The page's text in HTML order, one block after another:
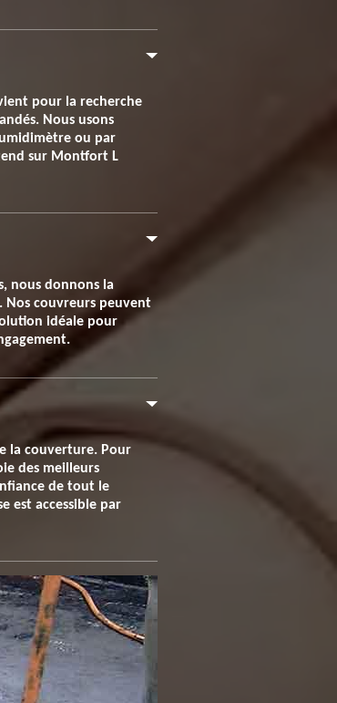
pour la recherche
Nous usons
ou par
sur Montfort L
nous donnons la
Nos couvreurs peuvent
idéale pour
la couverture. Pour
des meilleurs
de tout le
est accessible par